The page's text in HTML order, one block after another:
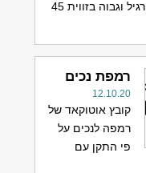
חניית נכים לרכב רגיל וגבוה בזווית 45
רמפת נכים
12.10.20
קובץ אוטוקאד של
רמפה לנכים על
פי התקן עם